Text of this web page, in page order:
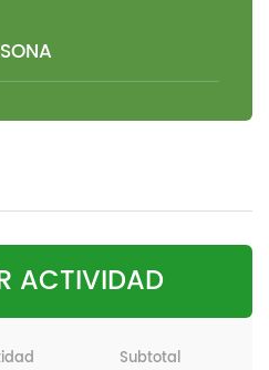
ACTIVIDAD
Subtotal